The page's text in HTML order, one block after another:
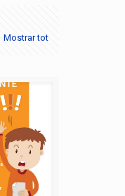
Mostrar tot